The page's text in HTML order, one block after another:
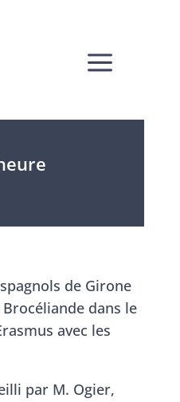
a
de Girone
dans le
avec les
par M. Ogier,